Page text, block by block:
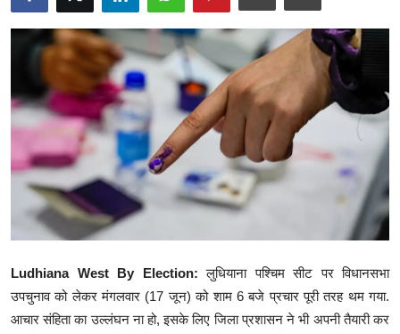
चुनाव
विज़ुअल स्टोरीज़
टेक्नोलॉजी
Join Us
Ludhiana West By Election: लुधियाना पश्चिम सीट पर विधानसभा
उपचुनाव को लेकर मंगलवार (17 जून) को शाम 6 बजे प्रचार पूरी तरह थम गया.
आचार संहिता का उल्लंघन ना हो, इसके लिए जिला प्रशासन ने भी अपनी तैयारी कर